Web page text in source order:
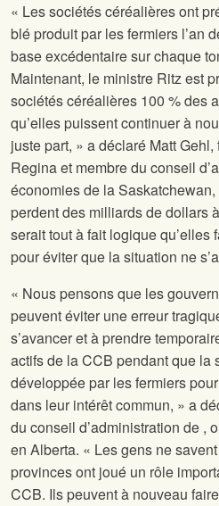
« Les sociétés céréalières ont
blé produit par les fermiers l’an
base excédentaire sur chaque
Maintenant, le ministre Ritz est
sociétés céréalières 100 % des
qu’elles puissent continuer à
juste part, » a déclaré Matt
Regina et membre du conseil
économies de la
perdent des milliards de dollars
serait tout à fait logique qu’elles
pour éviter que la situation ne
« Nous pensons que les
peuvent éviter une erreur
s’avancer et à prendre
actifs de la CCB pendant que la
développée par les fermiers
dans leur intérêt commun, » a
du conseil d’administration de ,
en Alberta. « Les gens ne
provinces ont joué un rôle
CCB. Ils peuvent à nouveau